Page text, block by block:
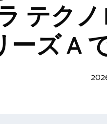
テク
ズ A